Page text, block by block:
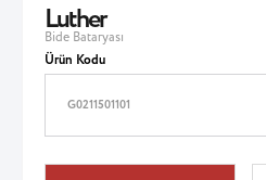
Luther
Bide Bataryası
Ürün Kodu
G0211501101